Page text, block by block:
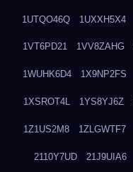
1UTQO46Q 1UXXH5X4
1VT6PD21 1VV8ZAHG
1WUHK6D4 1X9NP2FS
1XSROT4L 1YS8YJ6Z
1Z1US2M8 1ZLGWTF7
2110Y7UD 21J9UIA6